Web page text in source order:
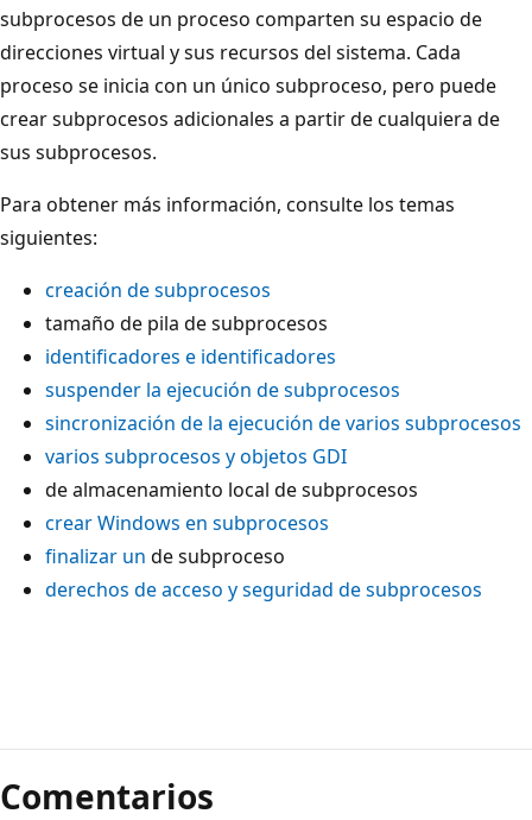
subprocesos de un proceso comparten su espacio de
direcciones virtual y sus recursos del sistema. Cada
proceso se inicia con un único subproceso, pero puede
crear subprocesos adicionales a partir de cualquiera de
sus subprocesos.
Para obtener más información, consulte los temas
siguientes:
creación de subprocesos
tamaño de pila de subprocesos
identificadores e identificadores
suspender la ejecución de subprocesos
sincronización de la ejecución de varios subprocesos
varios subprocesos y objetos GDI
de almacenamiento local de subprocesos
crear Windows en subprocesos
finalizar un de subproceso
derechos de acceso y seguridad de subprocesos
de
lectura
Comentarios